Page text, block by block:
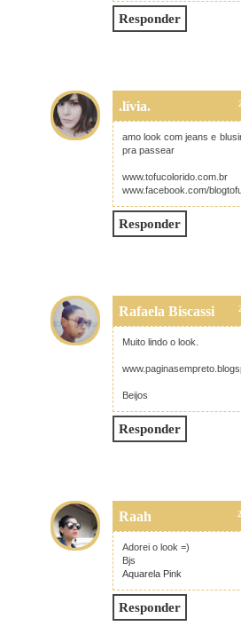
Responder
.lívia.
amo look com jeans e
pra passear
www.tofucolorido.com.br
www.facebook.com/
Responder
Rafaela Biscassi
Muito lindo o look.
Beijos
Responder
Raah
Adorei o look =)
Bjs
Aquarela Pink
Responder